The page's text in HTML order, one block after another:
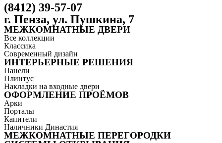
(8412) 39-57-07
г. Пенза, ул. Пушкина, 7
МЕЖКОМНАТНЫЕ ДВЕРИ
Все коллекции
Классика
Современный дизайн
ИНТЕРЬЕРНЫЕ РЕШЕНИЯ
Панели
Плинтус
Накладки на входные двери
ОФОРМЛЕНИЕ ПРОЁМОВ
Арки
Порталы
Капители
Наличники Династия
МЕЖКОМНАТНЫЕ ПЕРЕГОРОДКИ